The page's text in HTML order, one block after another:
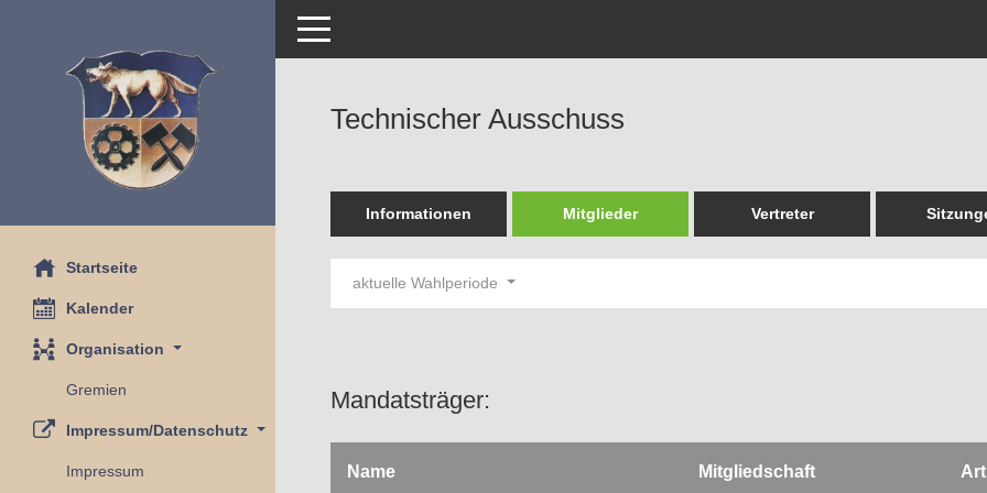
Startseite
Kalender
Organisation
Gremien
Impressum/Datenschutz
Impressum
Toggle navigation
Technischer Ausschuss
Informationen Mitglieder Vertreter
aktuelle Wahlperiode
Mandatsträger:
Name Mitgliedschaft